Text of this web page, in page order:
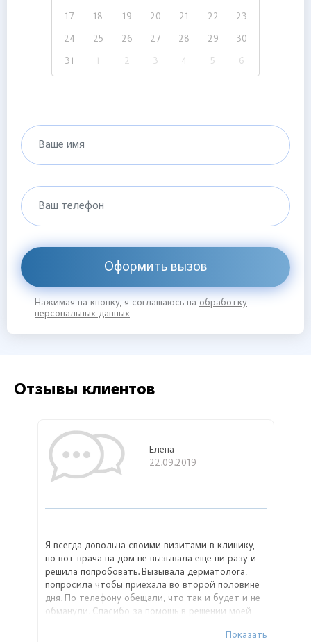
17 18 19 20 21 22 23
24 25 26 27 28 29 30
31 1 2 3 4 5 6
Ваше имя
Ваш телефон
Оформить вызов
Нажимая на кнопку, я соглашаюсь на обработку
персональных данных
Отзывы клиентов
Елена
22.09.2019
Я всегда довольна своими визитами в клинику,
но вот врача на дом не вызывала еще ни разу и
решила попробовать. Вызывала дерматолога,
попросила чтобы приехала во второй половине
дня. По телефону обещали, что так и будет и не
обманули. Спасибо за помощь в решении моей
Показать